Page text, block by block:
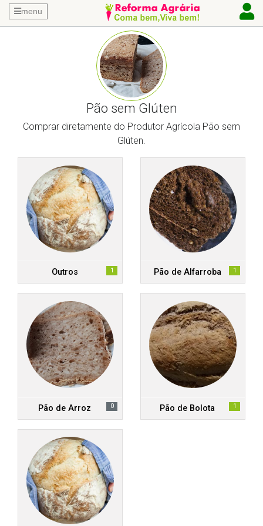
menu
Pão sem Glúten
Comprar diretamente do Produtor Agrícola Pão sem
Glúten.
Outros 1 Pão de Alfarroba 1
Pão de Arroz 0 Pão de Bolota 1